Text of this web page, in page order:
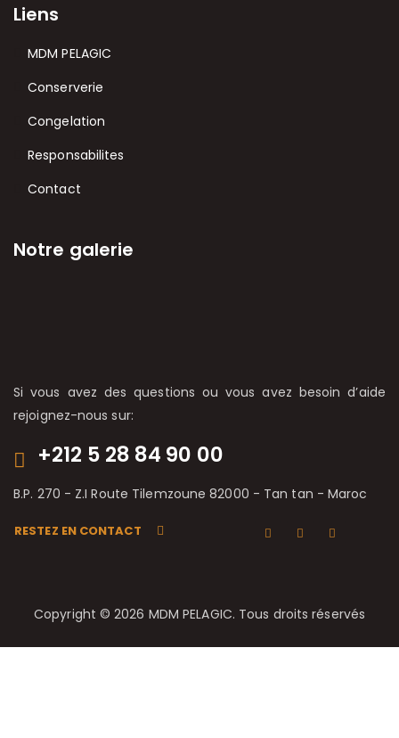
Liens
MDM PELAGIC
Conserverie
Congelation
Responsabilites
Contact
Notre galerie
Si vous avez des questions ou vous avez besoin d’aide
rejoignez-nous sur:
+212 5 28 84 90 00
B.P. 270 - Z.I Route Tilemzoune 82000 - Tan tan - Maroc
RESTEZ EN CONTACT
Copyright © 2026 MDM PELAGIC. Tous droits réservés